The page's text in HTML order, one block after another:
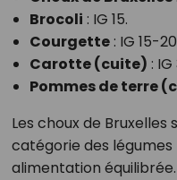
Brocoli : IG 15.
Courgette: IG 15-
Carotte (cuite) :
Pommes de terre
Les choux de
catégorie des
alimentation équilibrée.